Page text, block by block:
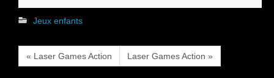
Jeux enfants
« Laser Games Action Laser Games Action »